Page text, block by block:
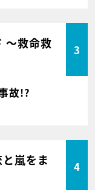
～救命救
3
故!?
嵐をま
4